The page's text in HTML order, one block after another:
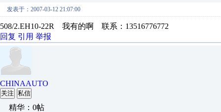
发表于：2007-03-12 21:07:00
508/2.EH10-22R 我有的啊 联系：13516776772
回复 引用 举报
CHINAAUTO
关注 私信
精华：0帖